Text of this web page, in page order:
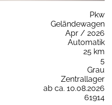
Pkw
Geländewagen
Apr / 2026
Automatik
25 km
5
Grau
Zentrallager
ab ca. 10.08.2026
61914